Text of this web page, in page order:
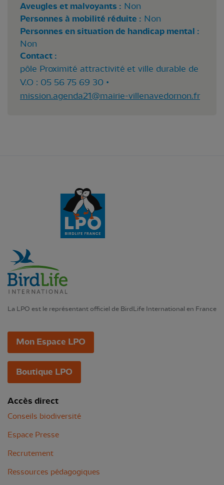
Aveugles et malvoyants : Non
Personnes à mobilité réduite : Non
Personnes en situation de handicap mental :
Non
Contact :
pôle Proximité attractivité et ville durable de
V.O : 05 56 75 69 30 •
mission.agenda21@mairie-villenavedornon.fr
La LPO est le représentant officiel de BirdLife International en France
Mon Espace LPO
Boutique LPO
Accès direct
Conseils biodiversité
Espace Presse
Recrutement
Ressources pédagogiques